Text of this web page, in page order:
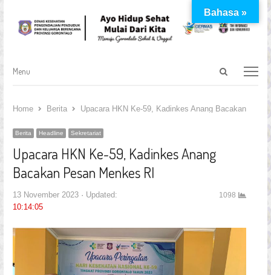
Open
Menu
Menu
Home Berita Upacara HKN Ke-59, Kadinkes Anang Bacakan
Berita Headline Sekretariat
Upacara HKN Ke-59, Kadinkes Anang
Bacakan Pesan Menkes RI
13 November 2023
Updated:
10:14:05
1098
Bahasa »